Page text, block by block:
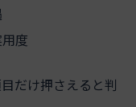
度
だけ押さえると判